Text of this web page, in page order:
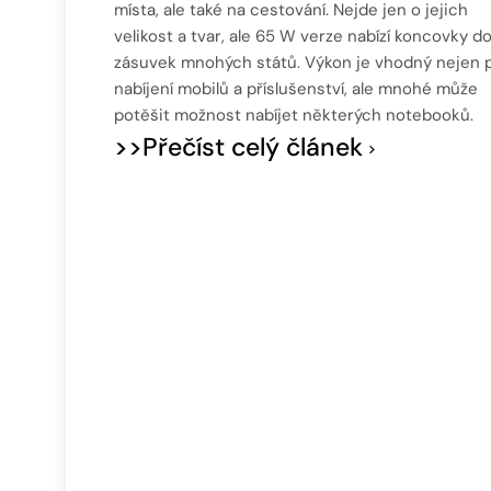
místa, ale také na cestování. Nejde jen o jejich
velikost a tvar, ale 65 W verze nabízí koncovky do
zásuvek mnohých států. Výkon je vhodný nejen
nabíjení mobilů a příslušenství, ale mnohé může
potěšit možnost nabíjet některých notebooků.
>>Přečíst celý článek